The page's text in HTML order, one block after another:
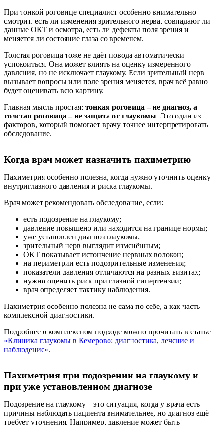
При тонкой роговице специалист особенно внимательно
смотрит, есть ли изменения зрительного нерва, совпадают ли
данные ОКТ и осмотра, есть ли дефекты поля зрения и
меняется ли состояние глаза со временем.
Толстая роговица тоже не даёт повода автоматически
успокоиться. Она может влиять на оценку измеренного
давления, но не исключает глаукому. Если зрительный нерв
вызывает вопросы или поле зрения меняется, врач всё равно
будет оценивать всю картину.
Главная мысль простая: тонкая роговица – не диагноз, а
толстая роговица – не защита от глаукомы. Это один из
факторов, который помогает врачу точнее интерпретировать
обследование.
Когда врач может назначить пахиметрию
Пахиметрия особенно полезна, когда нужно уточнить оценку
внутриглазного давления и риска глаукомы.
Врач может рекомендовать обследование, если:
есть подозрение на глаукому;
давление повышено или находится на границе нормы;
уже установлен диагноз глаукомы;
зрительный нерв выглядит изменённым;
ОКТ показывает истончение нервных волокон;
на периметрии есть подозрительные изменения;
показатели давления отличаются на разных визитах;
нужно оценить риск при глазной гипертензии;
врач определяет тактику наблюдения.
Пахиметрия особенно полезна не сама по себе, а как часть
комплексной диагностики.
Подробнее о комплексном подходе можно прочитать в статье
«Клиника глаукомы в Кемерово: диагностика, лечение и
наблюдение».
Пахиметрия при подозрении на глаукому и
при уже установленном диагнозе
Подозрение на глаукому – это ситуация, когда у врача есть
причины наблюдать пациента внимательнее, но диагноз ещё
требует уточнения. Например, давление может быть